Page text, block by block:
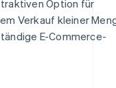
Option für
Verkauf kleiner
E-Commerce-